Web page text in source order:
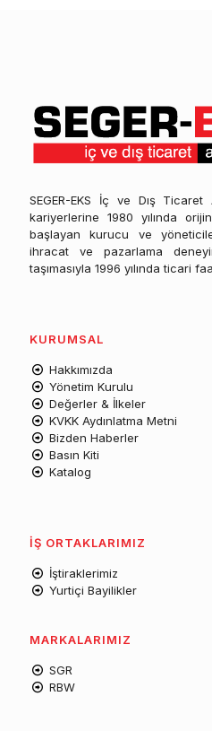
SEGER-EKS İç ve Dış
kariyerlerine 1980 yılında
başlayan kurucu ve
ihracat ve pazarlama
taşımasıyla 1996 yılında ticari
KURUMSAL
Hakkımızda
Yönetim Kurulu
Değerler & İlkeler
KVKK Aydınlatma Metni
Bizden Haberler
Basın Kiti
Katalog
İŞ ORTAKLARIMIZ
İştiraklerimiz
Yurtiçi Bayilikler
MARKALARIMIZ
SGR
RBW